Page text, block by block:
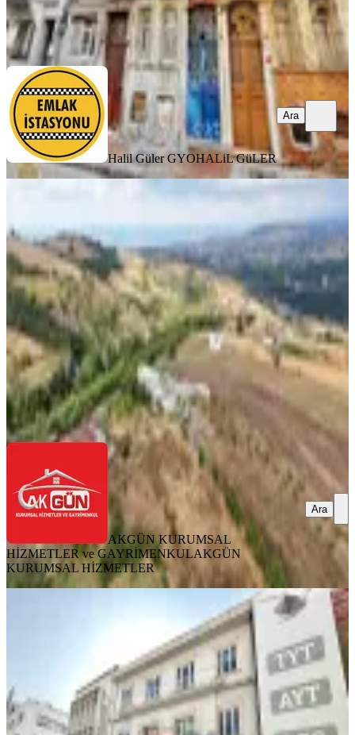
Halil Güler GYOHALiL GüLER
Ara
Halil Güler GYOHALiL GüLER
Ara
Emsalsiz Doğa İçinde Deniz Manzaralı
Tatil Köyü-apart-konut
Samsun, Atakum
6600 m²
·30.07.2026
32.000.000 ₺
AKGÜN KURUMSAL HİZMETLER ve
GAYRİMENKULAKGÜN KURUMSAL HİZMETLER
Ara
AKGÜN KURUMSAL
HİZMETLER ve GAYRİMENKULAKGÜN
KURUMSAL HİZMETLER
Ara
Fa'dan Şehir Merkezinde Banka Ve
Mağazaya Uygun 3 Katlı Bina
Mersin, Akdeniz
1 Oda· 481 m² ·30.07.2026
26.000.000 ₺